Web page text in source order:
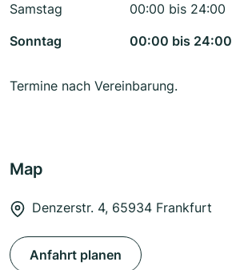
Samstag
00:00 bis 24:00
Sonntag
00:00 bis 24:00
Termine nach Vereinbarung.
Map
Denzerstr. 4, 65934 Frankfurt
Anfahrt planen